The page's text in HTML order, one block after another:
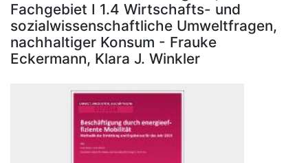
Fachgebiet I 1.4 Wirtschafts- und
sozialwissenschaftliche Umweltfragen,
nachhaltiger Konsum - Frauke
Eckermann, Klara J. Winkler